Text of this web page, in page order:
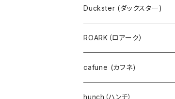
パーカ・フード
サーマル・ワッフル
カーディガン
ニット
C.C.CROSS（シーシークロス）
ROSIEE（ロージー）
go slow caravan（ゴースロー
NANGA（ナンガ）
Duckster (ダックスター)
ROARK（ロアーク）
cafune (カフネ)
hunch（ハンチ）